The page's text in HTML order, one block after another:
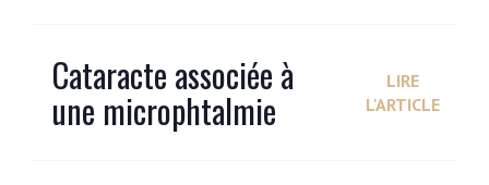
Cataracte associée à
une microphtalmie
LIRE
L'ARTICLE